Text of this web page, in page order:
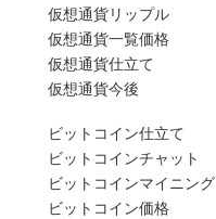
仮想通貨リップル
仮想通貨一覧価格
仮想通貨仕立て
仮想通貨今後
ビットコイン仕立て
ビットコインチャット
ビットコインマイニング
ビットコイン価格